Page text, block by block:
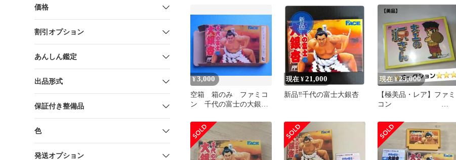
価格
割引オプション
あんしん鑑定
出品形式
保証付き整備品
色
発送オプション
¥3,000
空箱 箱のみ ファミコ
ン 千代の富士の大銀
現在 ¥21,000
新品‼️千代の富士大銀杏
現在 ¥25,000
【極美品・レア】ファミ
コン